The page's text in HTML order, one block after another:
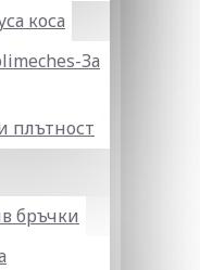
коса
За
плътност
бръчки